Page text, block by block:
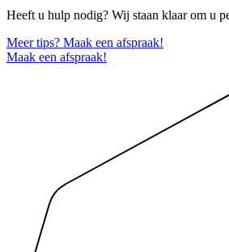
Heeft u hulp nodig? Wij staan klaar om u
Meer tips? Maak een afspraak!
Maak een afspraak!